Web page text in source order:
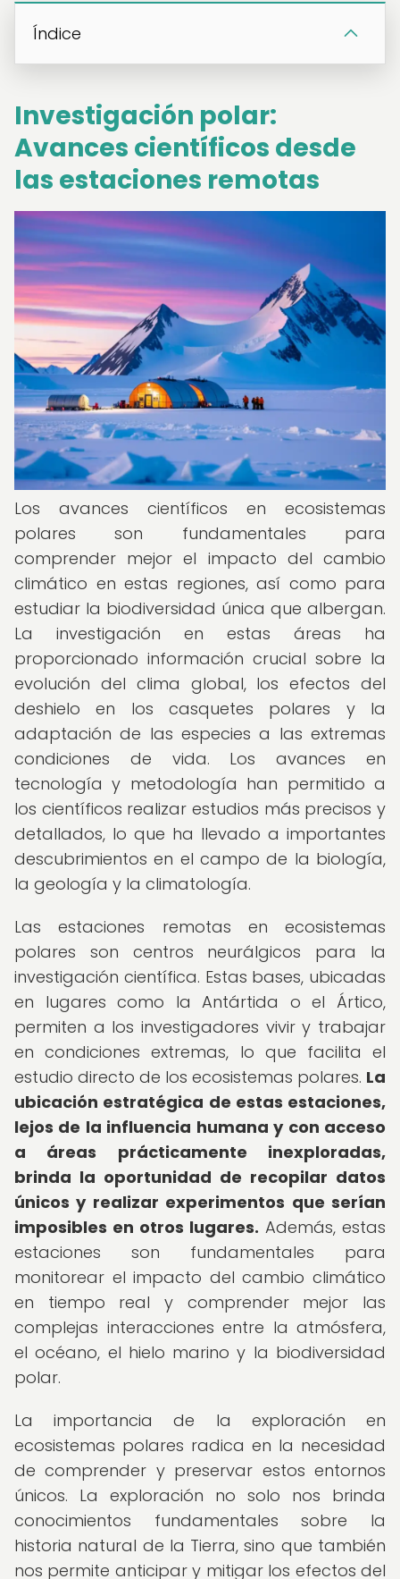
Índice
Investigación polar:
Avances científicos desde
las estaciones remotas
Los avances científicos en ecosistemas
polares son fundamentales para
comprender mejor el impacto del cambio
climático en estas regiones, así como para
estudiar la biodiversidad única que albergan.
La investigación en estas áreas ha
proporcionado información crucial sobre la
evolución del clima global, los efectos del
deshielo en los casquetes polares y la
adaptación de las especies a las extremas
condiciones de vida. Los avances en
tecnología y metodología han permitido a
los científicos realizar estudios más precisos y
detallados, lo que ha llevado a importantes
descubrimientos en el campo de la biología,
la geología y la climatología.
Las estaciones remotas en ecosistemas
polares son centros neurálgicos para la
investigación científica. Estas bases, ubicadas
en lugares como la Antártida o el Ártico,
permiten a los investigadores vivir y trabajar
en condiciones extremas, lo que facilita el
estudio directo de los ecosistemas polares. La
ubicación estratégica de estas estaciones,
lejos de la influencia humana y con acceso
a áreas prácticamente inexploradas,
brinda la oportunidad de recopilar datos
únicos y realizar experimentos que serían
imposibles en otros lugares. Además, estas
estaciones son fundamentales para
monitorear el impacto del cambio climático
en tiempo real y comprender mejor las
complejas interacciones entre la atmósfera,
el océano, el hielo marino y la biodiversidad
polar.
La importancia de la exploración en
ecosistemas polares radica en la necesidad
de comprender y preservar estos entornos
únicos. La exploración no solo nos brinda
conocimientos fundamentales sobre la
historia natural de la Tierra, sino que también
nos permite anticipar y mitigar los efectos del